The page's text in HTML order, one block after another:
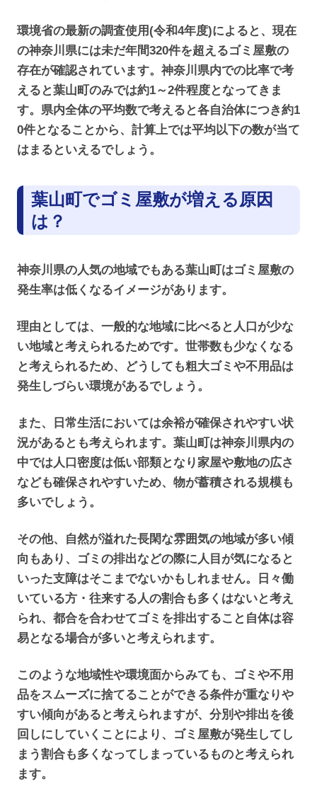
環境省の最新の調査使用(令和4年度)によると、現在
の神奈川県には未だ年間320件を超えるゴミ屋敷の
存在が確認されています。神奈川県内での比率で考
えると葉山町のみでは約1～2件程度となってきま
す。県内全体の平均数で考えると各自治体につき約1
0件となることから、計算上では平均以下の数が当て
はまるといえるでしょう。
葉山町でゴミ屋敷が増える原因
は？
神奈川県の人気の地域でもある葉山町はゴミ屋敷の
発生率は低くなるイメージがあります。
理由としては、一般的な地域に比べると人口が少な
い地域と考えられるためです。世帯数も少なくなる
と考えられるため、どうしても粗大ゴミや不用品は
発生しづらい環境があるでしょう。
また、日常生活においては余裕が確保されやすい状
況があるとも考えられます。葉山町は神奈川県内の
中では人口密度は低い部類となり家屋や敷地の広さ
なども確保されやすいため、物が蓄積される規模も
多いでしょう。
その他、自然が溢れた長閑な雰囲気の地域が多い傾
向もあり、ゴミの排出などの際に人目が気になると
いった支障はそこまでないかもしれません。日々働
いている方・往来する人の割合も多くはないと考え
られ、都合を合わせてゴミを排出すること自体は容
易となる場合が多いと考えられます。
このような地域性や環境面からみても、ゴミや不用
品をスムーズに捨てることができる条件が重なりや
すい傾向があると考えられますが、分別や排出を後
回しにしていくことにより、ゴミ屋敷が発生してし
まう割合も多くなってしまっているものと考えられ
ます。